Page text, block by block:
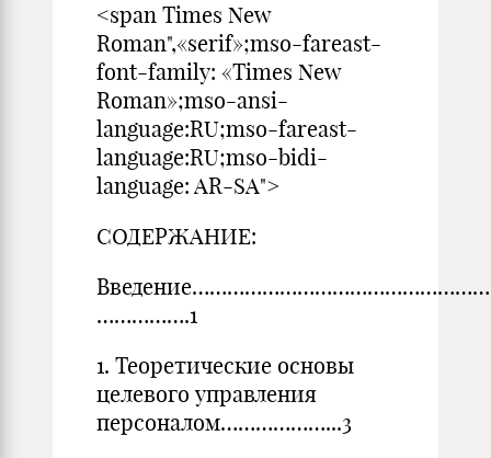
<span Times New
Roman",«serif»;mso-fareast-
font-family: «Times New
Roman»;mso-ansi-
language:RU;mso-fareast-
language:RU;mso-bidi-
language: AR-SA">
СОДЕРЖАНИЕ:
…………….1
1. Теоретические основы
целевого управления
персоналом………………...3